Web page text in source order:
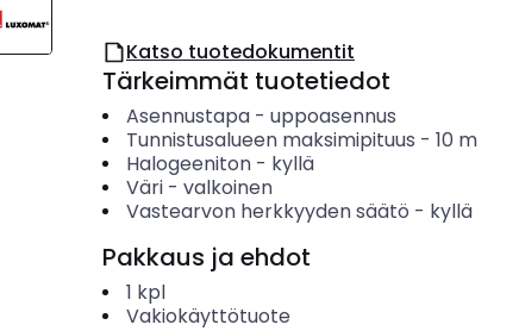
Katso tuotedokumentit
Tärkeimmät tuotetiedot
Asennustapa- uppoasennus
Tunnistusalueen maksimipituus - 10 m
Halogeeniton- kyllä
Väri- valkoinen
Vastearvon herkkyyden säätö - kyllä
Pakkaus ja ehdot
1 kpl
Vakiokäyttötuote